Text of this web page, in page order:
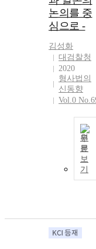
표하고 능숙하
지 못한 언어
매우 단순한
어로 이야기
다. 본 연구는
같은 언어를
용하지만 어른
과 어린이의
화에서 거리감
을 줄이기 위
여 비기초어휘
표현을 할 때
사표현을 좀
잘 받들수 있
다채로운 대화
필요성과 그에
따른 효과에
논의를 중
심으로 -
김성화
대검찰청
2020
형사법의
신동향
Vol.0
원
문
보
기